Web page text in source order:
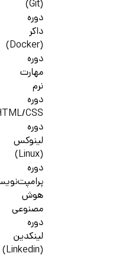
(Git)
دوره
داکر
(Docker)
دوره
مهارت
نرم
دوره
CSS
دوره
لینوکس
(Linux)
دوره
هوش
مصنوعی
دوره
لینکدین
(Linkedin)